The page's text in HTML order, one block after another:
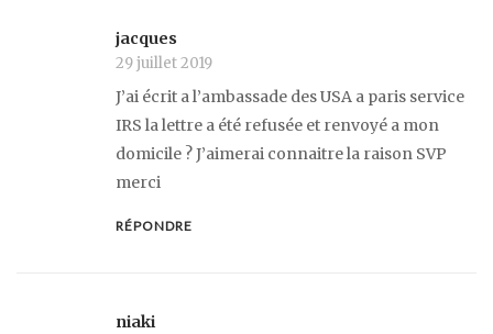
jacques
29 juillet 2019
J’ai écrit a l’ambassade des USA a paris service
IRS la lettre a été refusée et renvoyé a mon
domicile ? J’aimerai connaitre la raison SVP
merci
RÉPONDRE
niaki